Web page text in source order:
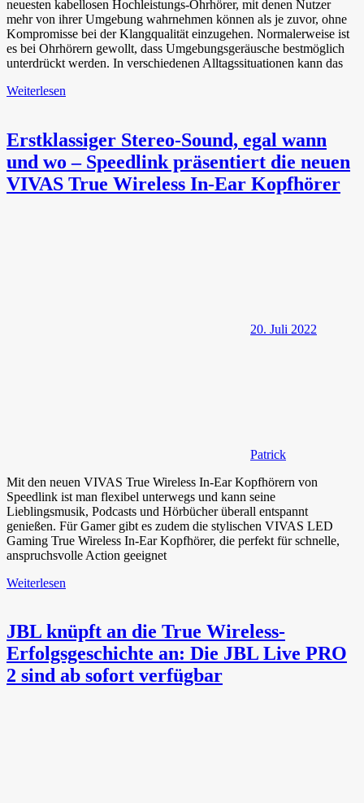
neuesten kabellosen Hochleistungs-Ohrhörer, mit denen Nutzer
mehr von ihrer Umgebung wahrnehmen können als je zuvor, ohne
Kompromisse bei der Klangqualität einzugehen. Normalerweise ist
es bei Ohrhörern gewollt, dass Umgebungsgeräusche bestmöglich
unterdrückt werden. In verschiedenen Alltagssituationen kann das
Weiterlesen
Erstklassiger Stereo-Sound, egal wann
und wo – Speedlink präsentiert die neuen
VIVAS True Wireless In-Ear Kopfhörer
20. Juli 2022
Patrick
Mit den neuen VIVAS True Wireless In-Ear Kopfhörern von
Speedlink ist man flexibel unterwegs und kann seine
Lieblingsmusik, Podcasts und Hörbücher überall entspannt
genießen. Für Gamer gibt es zudem die stylischen VIVAS LED
Gaming True Wireless In-Ear Kopfhörer, die perfekt für schnelle,
anspruchsvolle Action geeignet
Weiterlesen
JBL knüpft an die True Wireless-
Erfolgsgeschichte an: Die JBL Live PRO
2 sind ab sofort verfügbar